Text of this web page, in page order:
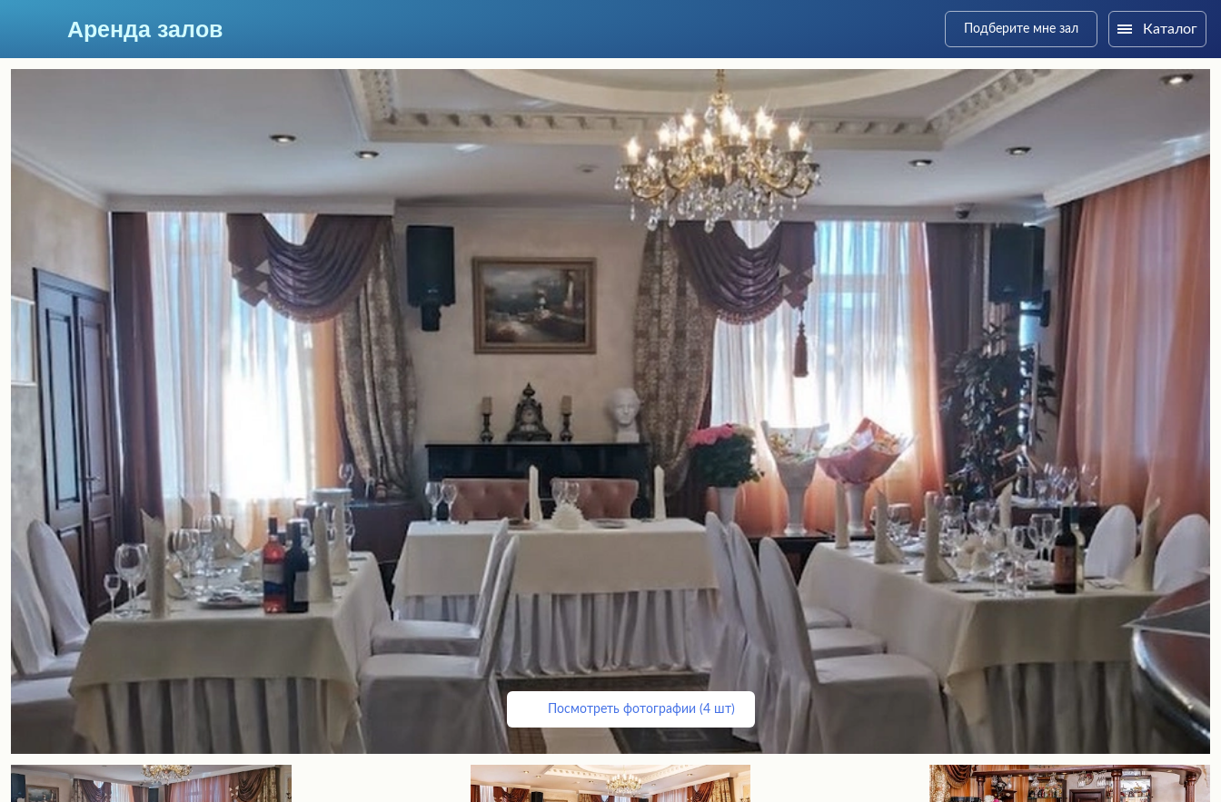
Аренда залов
Курск
Подберите мне зал
Подберите мне зал Каталог
Посмотреть фотографии (4 шт)